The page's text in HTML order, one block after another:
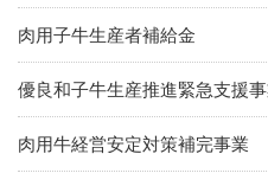
肉用子牛生産者補給金
優良和子牛生産推進緊急支援
肉用牛経営安定対策補完事業